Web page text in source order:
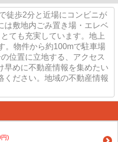
徒歩2分と近場にコンビニが
は敷地内ごみ置き場・エレベ
ても充実しています。地上
。物件から約100mで駐車場
位置に立地する、アクセス
早めに不動産情報を集めたい
ください。地域の不動産情報
)